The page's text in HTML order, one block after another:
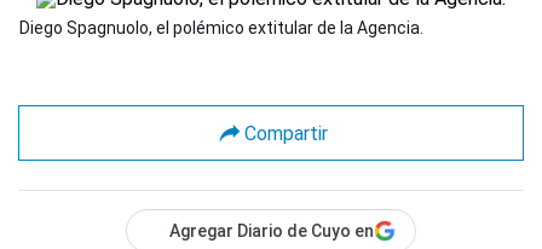
Diego Spagnuolo, el polémico extitular de la Agencia.
Compartir
Agregar Diario de Cuyo en